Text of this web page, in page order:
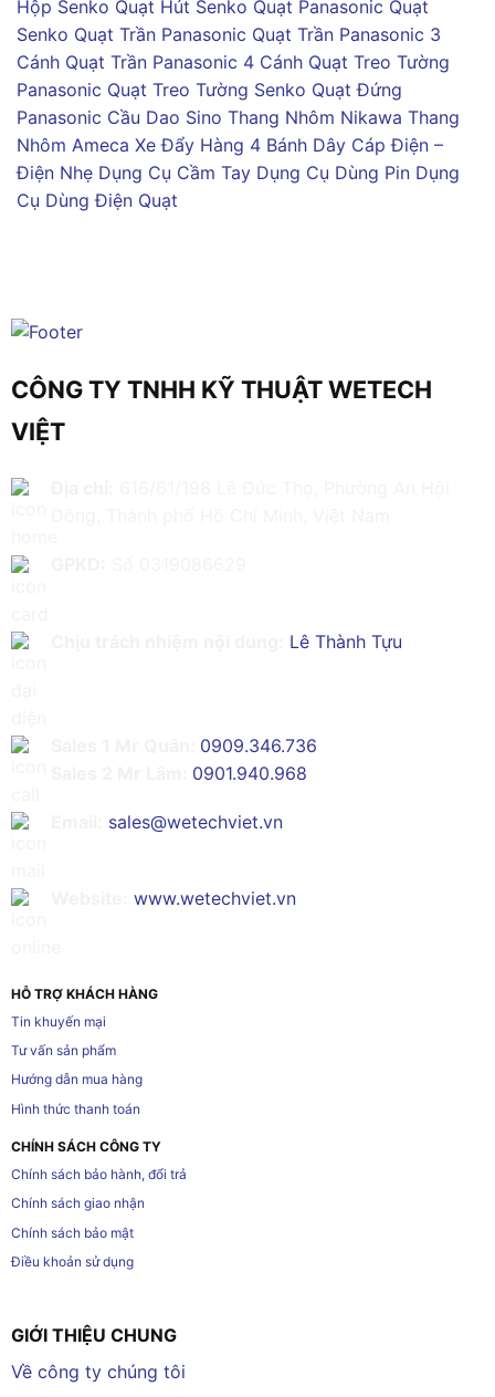
Hộp Senko Quạt Hút Senko Quạt Panasonic Quạt
Senko Quạt Trần Panasonic Quạt Trần Panasonic 3
Cánh Quạt Trần Panasonic 4 Cánh Quạt Treo Tường
Panasonic Quạt Treo Tường Senko Quạt Đứng
Panasonic Cầu Dao Sino Thang Nhôm Nikawa Thang
Nhôm Ameca Xe Đẩy Hàng 4 Bánh Dây Cáp Điện –
Điện Nhẹ Dụng Cụ Cầm Tay Dụng Cụ Dùng Pin Dụng
Cụ Dùng Điện Quạt
CÔNG TY TNHH KỸ THUẬT WETECH
VIỆT
Lê Thành Tựu
0909.346.736
0901.940.968
sales@wetechviet.vn
www.wetechviet.vn
HỖ TRỢ KHÁCH HÀNG
Tin khuyến mại
Tư vấn sản phẩm
Hướng dẫn mua hàng
Hình thức thanh toán
CHÍNH SÁCH CÔNG TY
Chính sách bảo hành, đổi trả
Chính sách giao nhận
Chính sách bảo mật
Điều khoản sử dụng
GIỚI THIỆU CHUNG
Về công ty chúng tôi